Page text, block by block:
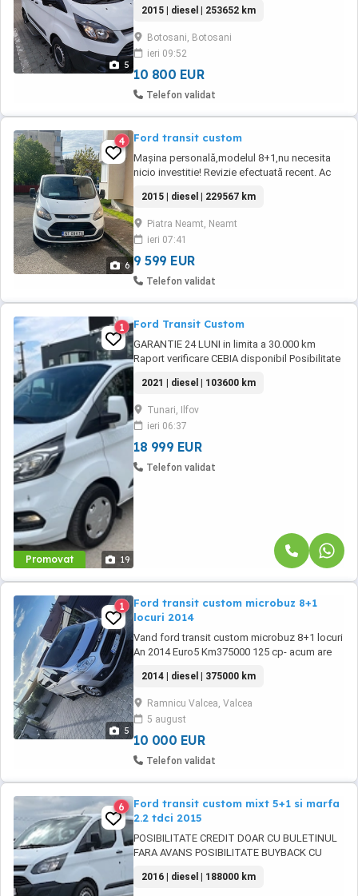
5
parcare fata spate,;geamuri și oglinzi
electrice și încălzite;scaune reglabile
individual;interior imitație piele;spatiu
depozitare deasupra volan cu priza; volan
multifuncțional,pilot ...
2015 | diesel | 253652 km
Botosani, Botosani
ieri 09:52
10 800 EUR
Telefon validat
6
4 Ford transit custom
Mașina personală,modelul 8+1,nu necesita
nicio investitie! Revizie efectuată recent. Ac
rezerva,doua chei etc! Km reali! Ofer serie
sasiu pentru verificare! Itp valabil 2
ani,asigurare 1 an ! accept schimburi cu
masini mici !.masina recent înmatriculată.pret
...
2015 | diesel | 229567 km
Piatra Neamt, Neamt
ieri 07:41
9 599 EUR
Telefon validat
Promovat 19
1 Ford Transit Custom
GARANTIE 24 LUNI in limita a 30.000 km
Raport verificare CEBIA disponibil Posibilitate
maxim 6 ani Aprobare garantata credit pentru
persoane fizice (cu venituri obtinute inclusiv in
afara tarii), persoane juridice si persoane
fizice autorizate Oferta indicativa ...
2021 | diesel | 103600 km
Tunari, Ilfov
ieri 06:37
18 999 EUR
Telefon validat
5
1
Ford transit custom microbuz 8+1
locuri 2014
Vand ford transit custom microbuz 8+1 locuri
An 2014 Euro5 Km375000 125 cp- acum are
Incalzire banchete fata, oglinzi electrice,
parbriz incalzit si senzor ploaie, senzori fata
spate si camera, navigatie, ac, cui tractare,
foli, etc... Nu prezinata scurgeri ...
2014 | diesel | 375000 km
Ramnicu Valcea, Valcea
5 august
10 000 EUR
Telefon validat
6
Ford transit custom mixt 5+1 si marfa
2.2 tdci 2015
POSIBILITATE CREDIT DOAR CU BULETINUL
FARA AVANS POSIBILITATE BUYBACK CU
FACTURA DE ACHIZITIE SI SUNT GARANTATI
2016 | diesel | 188000 km